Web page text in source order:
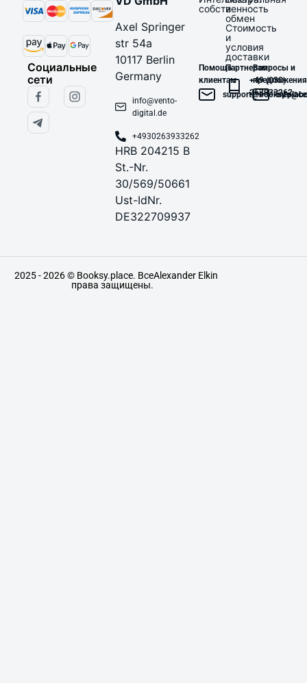
Социальные
сети
Axel Springer
str 54a
10117 Berlin
Germany
info@vento-
digital.de
+4930263933262
HRB 204215 B
St.-Nr.
30/569/50661
Ust-IdNr.
DE322709937
собственность
и
обмен
Стоимость
и
условия
доставки
Помощь
клиентам
support@booksy.place
Партнерам
+49 (030)
263933262
Вопросы и
предложения
Alexander Elkin
2025 - 2026 © Booksy.place. Все
права защищены.